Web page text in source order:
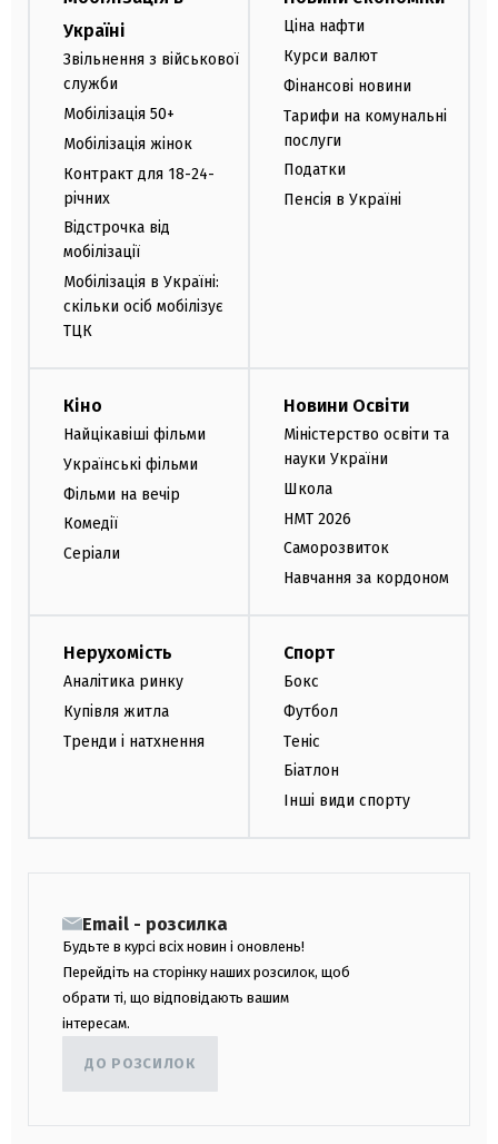
Україні
Звільнення з військової
служби
Мобілізація 50+
Мобілізація жінок
Контракт для 18-24-
річних
Відстрочка від
мобілізації
Мобілізація в Україні:
скільки осіб мобілізує
ТЦК
Ціна нафти
Курси валют
Фінансові новини
Тарифи на комунальні
послуги
Податки
Пенсія в Україні
Кіно
Найцікавіші фільми
Українські фільми
Фільми на вечір
Комедії
Серіали
Новини Освіти
Міністерство освіти та
науки України
Школа
НМТ 2026
Саморозвиток
Навчання за кордоном
Нерухомість
Аналітика ринку
Купівля житла
Тренди і натхнення
Спорт
Бокс
Футбол
Теніс
Біатлон
Інші види спорту
Email - розсилка
Будьте в курсі всіх новин і оновлень!
Перейдіть на сторінку наших розсилок, щоб
обрати ті, що відповідають вашим
інтересам.
ДО РОЗСИЛОК